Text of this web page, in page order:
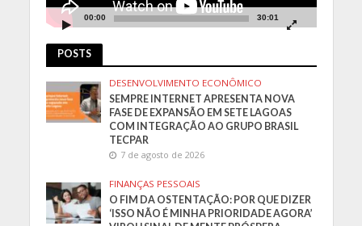
00:00 30:01
POSTS
DESENVOLVIMENTO ECONÔMICO
SEMPRE INTERNET APRESENTA NOVA
FASE DE EXPANSÃO EM SETE LAGOAS
COM INTEGRAÇÃO AO GRUPO BRASIL
TECPAR
7 de agosto de 2026
FINANÇAS PESSOAIS
O FIM DA OSTENTAÇÃO: POR QUE DIZER
‘ISSO NÃO É MINHA PRIORIDADE AGORA’